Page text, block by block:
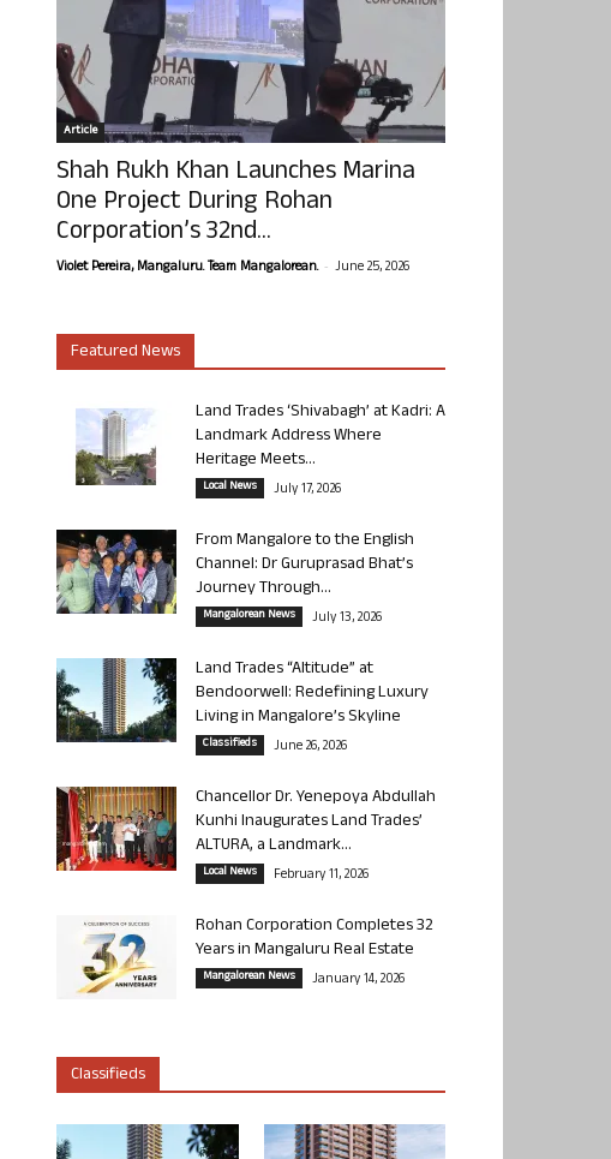
Article
Shah Rukh Khan Launches Marina
One Project During Rohan
Corporation’s 32nd...
Violet Pereira, Mangaluru. Team Mangalorean. - June 25, 2026
Featured News
Land Trades ‘Shivabagh’ at Kadri: A
Landmark Address Where
Heritage Meets...
Local News July 17, 2026
From Mangalore to the English
Channel: Dr Guruprasad Bhat’s
Journey Through...
Mangalorean News July 13, 2026
Land Trades “Altitude” at
Bendoorwell: Redefining Luxury
Living in Mangalore’s Skyline
Classifieds June 26, 2026
Chancellor Dr. Yenepoya Abdullah
Kunhi Inaugurates Land Trades’
ALTURA, a Landmark...
Local News February 11, 2026
Rohan Corporation Completes 32
Years in Mangaluru Real Estate
Mangalorean News January 14, 2026
Classifieds